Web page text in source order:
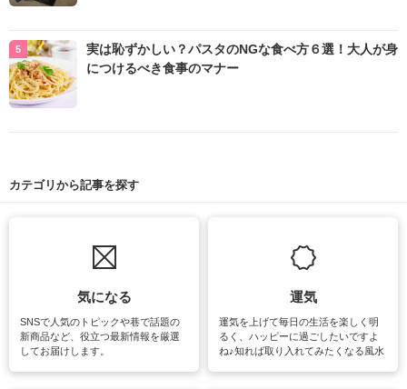
実は恥ずかしい？パスタのNGな食べ方６選！大人が身
につけるべき食事のマナー
カテゴリから記事を探す
気になる
SNSで人気のトピックや巷で話題の
新商品など、役立つ最新情報を厳選
してお届けします。
運気
運気を上げて毎日の生活を楽しく明
るく、ハッピーに過ごしたいですよ
ね♪知れば取り入れてみたくなる風水